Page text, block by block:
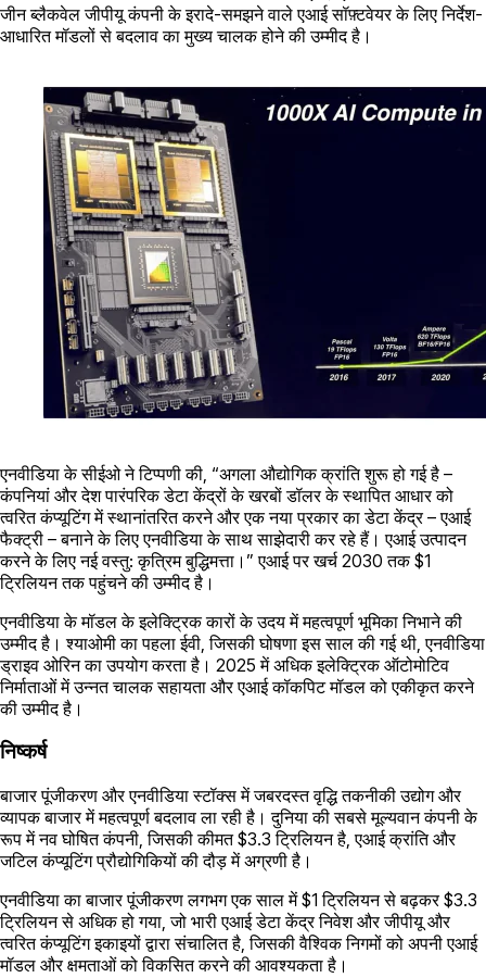
जीन ब्लैकवेल जीपीयू कंपनी के इरादे-समझने वाले एआई सॉफ़्टवेयर के लिए निर्देश-
आधारित मॉडलों से बदलाव का मुख्य चालक होने की उम्मीद है।
एनवीडिया के सीईओ ने टिप्पणी की, “अगला औद्योगिक क्रांति शुरू हो गई है –
कंपनियां और देश पारंपरिक डेटा केंद्रों के खरबों डॉलर के स्थापित आधार को
त्वरित कंप्यूटिंग में स्थानांतरित करने और एक नया प्रकार का डेटा केंद्र – एआई
फैक्ट्री – बनाने के लिए एनवीडिया के साथ साझेदारी कर रहे हैं। एआई उत्पादन
करने के लिए नई वस्तु: कृत्रिम बुद्धिमत्ता।” एआई पर खर्च 2030 तक $1
ट्रिलियन तक पहुंचने की उम्मीद है।
एनवीडिया के मॉडल के इलेक्ट्रिक कारों के उदय में महत्वपूर्ण भूमिका निभाने की
उम्मीद है। श्याओमी का पहला ईवी, जिसकी घोषणा इस साल की गई थी, एनवीडिया
ड्राइव ओरिन का उपयोग करता है। 2025 में अधिक इलेक्ट्रिक ऑटोमोटिव
निर्माताओं में उन्नत चालक सहायता और एआई कॉकपिट मॉडल को एकीकृत करने
की उम्मीद है।
निष्कर्ष
बाजार पूंजीकरण और एनवीडिया स्टॉक्स में जबरदस्त वृद्धि तकनीकी उद्योग और
व्यापक बाजार में महत्वपूर्ण बदलाव ला रही है। दुनिया की सबसे मूल्यवान कंपनी के
रूप में नव घोषित कंपनी, जिसकी कीमत $3.3 ट्रिलियन है, एआई क्रांति और
जटिल कंप्यूटिंग प्रौद्योगिकियों की दौड़ में अग्रणी है।
एनवीडिया का बाजार पूंजीकरण लगभग एक साल में $1 ट्रिलियन से बढ़कर $3.3
ट्रिलियन से अधिक हो गया, जो भारी एआई डेटा केंद्र निवेश और जीपीयू और
त्वरित कंप्यूटिंग इकाइयों द्वारा संचालित है, जिसकी वैश्विक निगमों को अपनी एआई
मॉडल और क्षमताओं को विकसित करने की आवश्यकता है।